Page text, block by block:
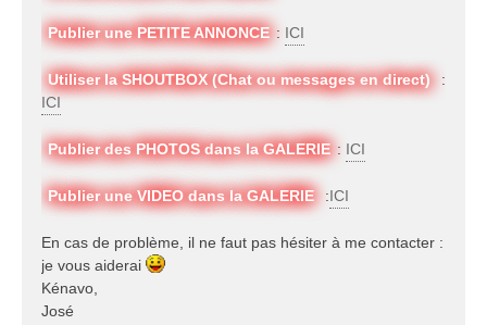
Publier une PETITE ANNONCE : ICI
Utiliser la SHOUTBOX (Chat ou messages en direct)
:
ICI
Publier des PHOTOS dans la GALERIE : ICI
Publier une VIDEO dans la GALERIE :ICI
En cas de problème, il ne faut pas hésiter à me contacter :
je vous aiderai
Kénavo,
José